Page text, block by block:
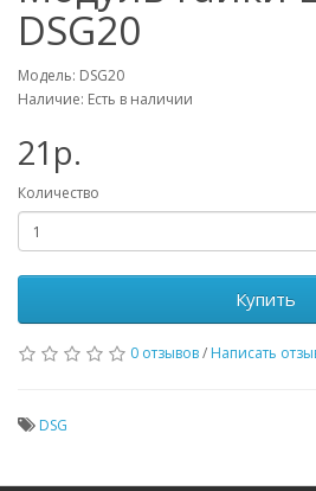
DSG20
Модель: DSG20
Наличие: Есть в наличии
21р.
Количество
Купить
0 отзывов/ Написать
DSG